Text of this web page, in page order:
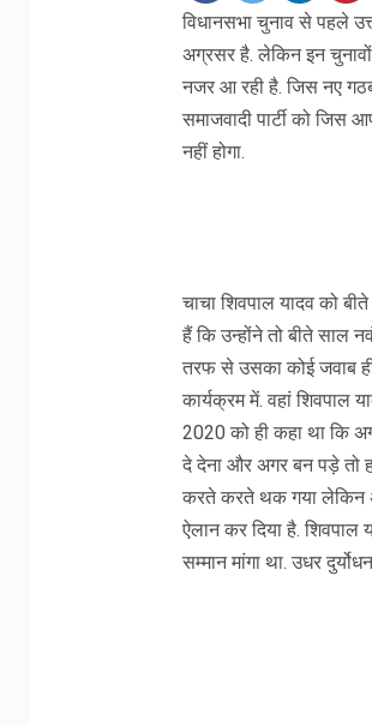
विधानसभा चुनाव से पहले
अग्रसर है. लेकिन इन
नजर आ रही है. जिस नए
समाजवादी पार्टी को
नहीं होगा.
चाचा शिवपाल यादव को
हैं कि उन्होंने तो बीते साल
तरफ से उसका कोई जवाब
कार्यक्रम में. वहां शिवपाल
2020 को ही कहा था कि
दे देना और अगर बन पड़े तो
करते करते थक गया लेकिन
ऐलान कर दिया है.
सम्मान मांगा था. उधर